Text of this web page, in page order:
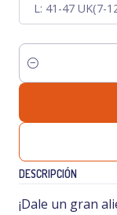
L: 41-47 UK(7-
Cantidad
DESCRIPCIÓN
¡Dale un gran